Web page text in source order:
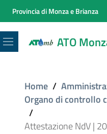
Provincia di Monza e Brianza
ATO
Menu
Home /
Organo di controllo
/
Attestazione NdV |